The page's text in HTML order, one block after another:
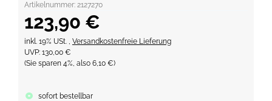
Artikelnummer: 2127270
123,90 €
inkl. 19% USt. , Versandkostenfreie Lieferung
UVP: 130,00 €
(Sie sparen 4%, also 6,10 €)
sofort bestellbar